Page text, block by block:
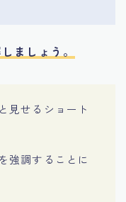
ましょう。
見せるショート
強調することに